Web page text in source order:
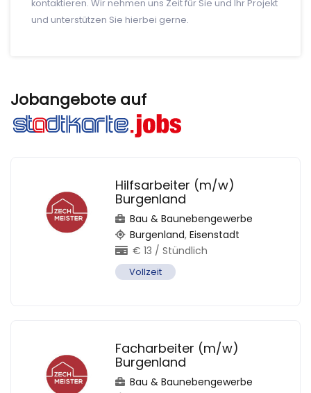
kontaktieren. Wir nehmen uns Zeit für Sie und Ihr Projekt
und unterstützen Sie hierbei gerne.
Jobangebote auf
Hilfsarbeiter (m/w)
Burgenland
Bau & Baunebengewerbe
Burgenland, Eisenstadt
€ 13 / Stündlich
Vollzeit
Facharbeiter (m/w)
Burgenland
Bau & Baunebengewerbe